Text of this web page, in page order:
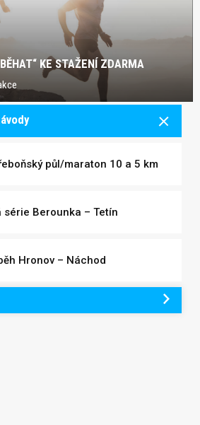
KE STAŽENÍ ZDARMA
půl/maraton 10 a 5 km
série Berounka – Tetín
Hronov – Náchod